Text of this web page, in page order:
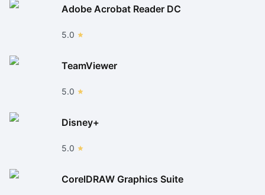
Adobe Acrobat Reader DC
5.0
TeamViewer
5.0
Disney+
5.0
CorelDRAW Graphics Suite